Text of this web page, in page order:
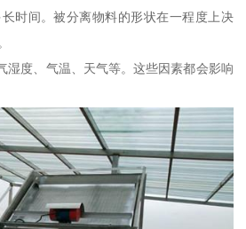
时间。被分离物料的形状在一程度上决
湿度、气温、天气等。这些因素都会影响